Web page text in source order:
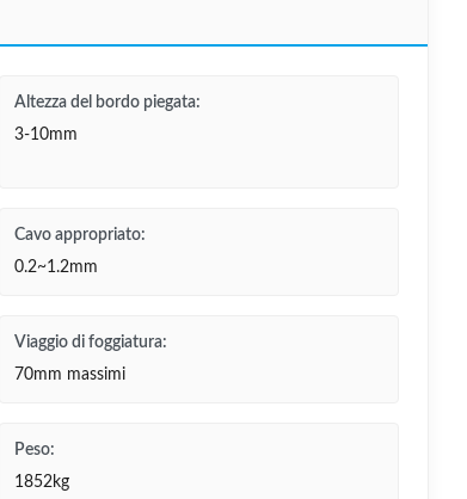
Altezza del bordo piegata:
3-10mm
Cavo appropriato:
0.2~1.2mm
Viaggio di foggiatura:
70mm massimi
Peso:
1852kg